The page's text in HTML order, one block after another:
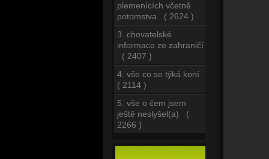
plemenících včetně
potomstva ( 2624 )
3. chovatelské
informace ze zahraničí
( 2407 )
4. vše co se týká koní
( 2114 )
5. vše o čem jsem
ještě neslyšel(a) (
2266 )